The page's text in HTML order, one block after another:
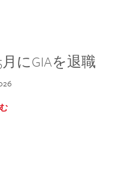
にGIAを退職